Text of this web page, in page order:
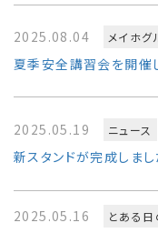
2025.08.04 メイホグ
夏季安全講習会を開催
2025.05.19 ニュース
新スタンドが完成しまし
2025.05.16 とある